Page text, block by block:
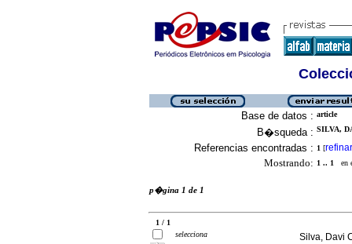
Base de datos : article
B�squeda : SILVA,
Referencias encontradas : 1 [refinar
Mostrando: 1 .. 1 en
p�gina 1 de 1
1 / 1
selecciona
Silva, Davi